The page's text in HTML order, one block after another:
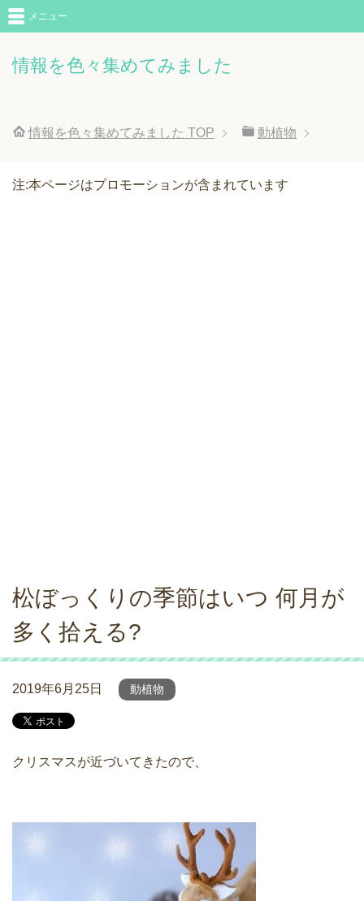
情報を色々集めてみました
メニュー
情報を色々集めてみました TOP 動植物
注:本ページはプロモーションが含まれています
松ぼっくりの季節はいつ 何月が
多く拾える?
2019年6月25日 動植物
クリスマスが近づいてきたので、